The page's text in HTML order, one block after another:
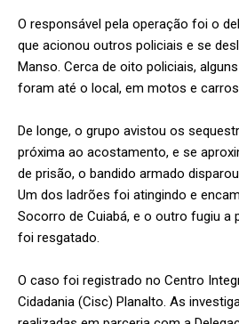
O responsável pela operação foi o
que acionou outros policiais e se
Manso. Cerca de oito policiais,
foram até o local, em motos e
De longe, o grupo avistou os
próxima ao acostamento, e se
de prisão, o bandido armado
Um dos ladrões foi atingindo e
Socorro de Cuiabá, e o outro fugiu a
foi resgatado.
O caso foi registrado no Centro
Cidadania (Cisc) Planalto. As